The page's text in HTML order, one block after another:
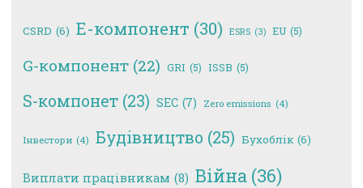
CSRD (6) E-компонент (30) ESRS (3) EU (5)
G-компонент (22) GRI (5) ISSB (5)
S-компонет (23) SEC (7) Zero emissions (4)
Інвестори (4) Будівництво (25) Бухоблік (6)
Виплати працівникам (8) Війна (36)